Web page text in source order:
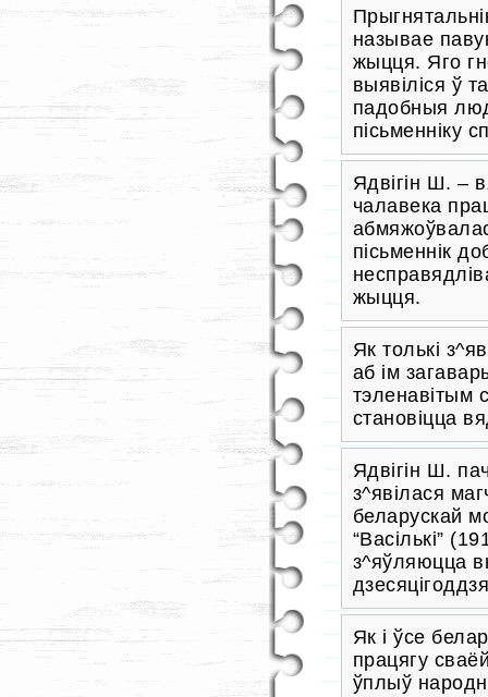
называе
жыцця. Яго
выявіліся ў
падобныя
пісьменніку
Ядвігін Ш. –
чалавека
пісьменнік
жыцця.
Як толькі
аб ім
тэленавітым
становіцца
Ядвігін Ш.
з^явілася
беларускай
“Васількі”
з^яўляюцца
Як і ўсе
працягу
ўплыў